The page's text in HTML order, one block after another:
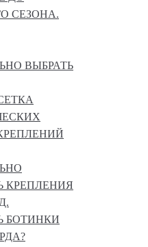
СЕЗОНА.
ВЫБРАТЬ
КРЕПЛЕНИЯ
БОТИНКИ